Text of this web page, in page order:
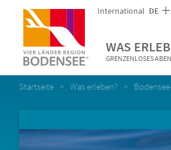
International DE
WAS
GRENZENLOSES
Startseite Was erleben?